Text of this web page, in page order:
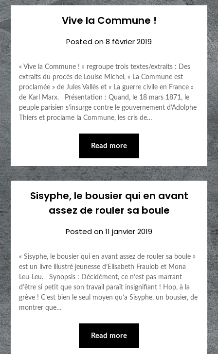
Vive la Commune !
Posted on8 février 2019
« Vive la Commune ! » regroupe trois textes/extraits : Des
extraits du procès de Louise Michel, « La Commune est
proclamée » de Jules Vallès et « La guerre civile en France »
de Karl Marx. Présentation : Quand, le 18 mars 1871, le
peuple parisien s’insurge contre le gouvernement d’Adolphe
Thiers et proclame la Commune, les cris de…
Read more
Sisyphe, le bousier qui en avant
assez de rouler sa boule
Posted on11 janvier 2019
« Sisyphe, le bousier qui en avant assez de rouler sa boule »
est un livre illustré jeunesse d’Elisabeth Fraulob et Mona
Leu-Leu. Synopsis : Décidément, ce n’est pas marrant
d’être si petit que son travail paraît insignifiant ! Hop, à la
grève ! C’est bien le seul moyen qu’a Sisyphe, un bousier, de
montrer que…
Read more